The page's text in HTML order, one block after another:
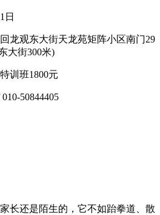
日
龙观东大街天龙苑矩阵小区南门29
大街300米)
训班1800元
50844405
长还是陌生的，它不如跆拳道、散